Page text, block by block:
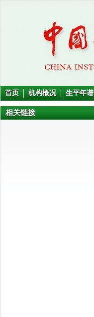
首页 机构概况 生平年谱
相关链接